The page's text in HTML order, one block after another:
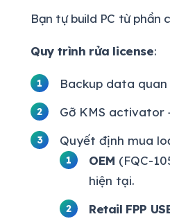
Bạn tự build PC từ phần
Quy trình rửa license:
Backup data
Gỡ KMS activator
Quyết định mua
OEM (FQC-
hiện tại.
Retail FPP